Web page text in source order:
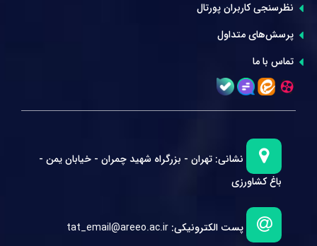
نظرسنجی کاربران پورتال
پرسش‌های متداول
تماس با ما
نشانی: تهران - بزرگراه شهید چمران - خیابان یمن -
باغ کشاورزی
پست الکترونیکی: tat_email@areeo.ac.ir